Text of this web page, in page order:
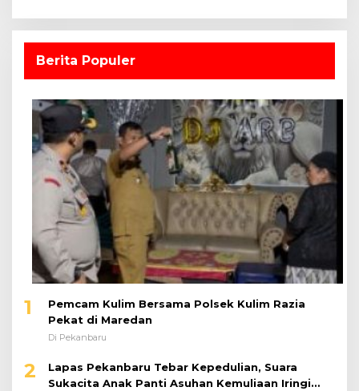
Berita Populer
1
Pemcam Kulim Bersama Polsek Kulim Razia
Pekat di Maredan
Di Pekanbaru
2
Lapas Pekanbaru Tebar Kepedulian, Suara
Sukacita Anak Panti Asuhan Kemuliaan Iringi